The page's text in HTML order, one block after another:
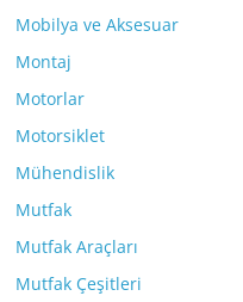
Mobilya ve Aksesuar
Montaj
Motorlar
Motorsiklet
Mühendislik
Mutfak
Mutfak Araçları
Mutfak Çeşitleri